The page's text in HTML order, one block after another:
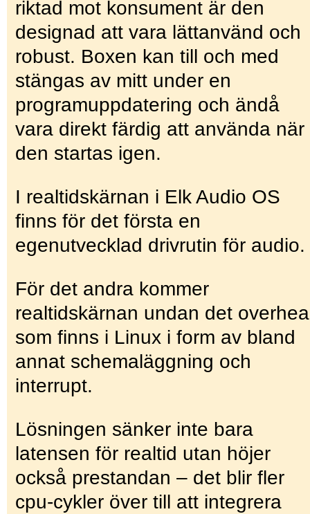
riktad mot konsument är den
designad att vara lättanvänd och
robust. Boxen kan till och med
stängas av mitt under en
programuppdatering och ändå
vara direkt färdig att använda när
den startas igen.
I realtidskärnan i Elk Audio OS
finns för det första en
egenutvecklad drivrutin för audio.
För det andra kommer
realtidskärnan undan det
som finns i Linux i form av bland
annat schemaläggning och
interrupt.
Lösningen sänker inte bara
latensen för realtid utan höjer
också prestandan – det blir fler
cpu-cykler över till att integrera